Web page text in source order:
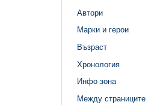
Автори
Марки и герои
Възраст
Хронология
Инфо зона
Между страниците